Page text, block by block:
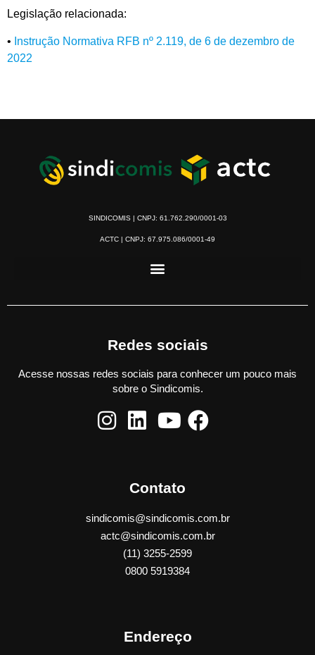
Legislação relacionada:
• Instrução Normativa RFB nº 2.119, de 6 de dezembro de
2022
SINDICOMIS | CNPJ: 61.762.290/0001-03
ACTC | CNPJ: 67.975.086/0001-49
Redes sociais
Acesse nossas redes sociais para conhecer um pouco mais
sobre o Sindicomis.
Contato
sindicomis@sindicomis.com.br
actc@sindicomis.com.br
(11) 3255-2599
0800 5919384
Endereço